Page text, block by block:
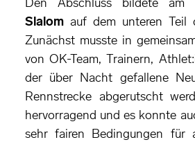
Slalom auf dem unteren Teil
Zunächst musste in
von OK-Team, Trainern,
der über Nacht gefallene
Rennstrecke abgerutscht
hervorragend und es konnte
sehr fairen Bedingungen für